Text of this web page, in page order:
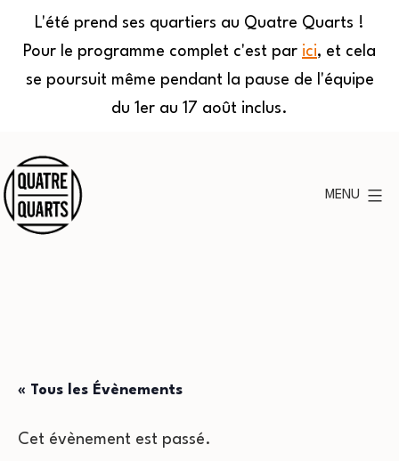
L'été prend ses quartiers au Quatre Quarts !
Pour le programme complet c'est par ici, et cela
se poursuit même pendant la pause de l'équipe
du 1er au 17 août inclus.
au
contenu
MENU
« Tous les Évènements
Cet évènement est passé.